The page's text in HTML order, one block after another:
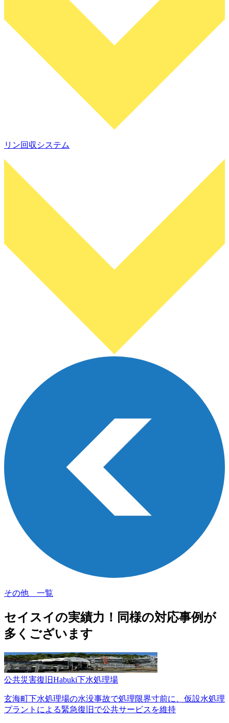
リン回収システム
その他 一覧
セイスイの実績力！ 同様の対応事例が
多くございます
公共災害復旧Habuki下水処理場
玄海町下水処理場の水没事故で処理限界寸前に、仮設水処理
プラントによる緊急復旧で公共サービスを維持